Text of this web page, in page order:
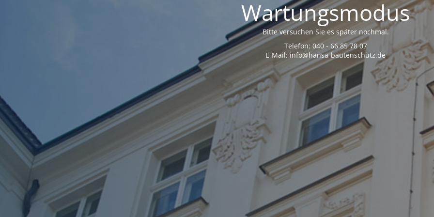
Wartungsmodus
Bitte versuchen Sie es später nochmal.
Telefon: 040 - 66 85 78 07
E-Mail: info@hansa-bautenschutz.de